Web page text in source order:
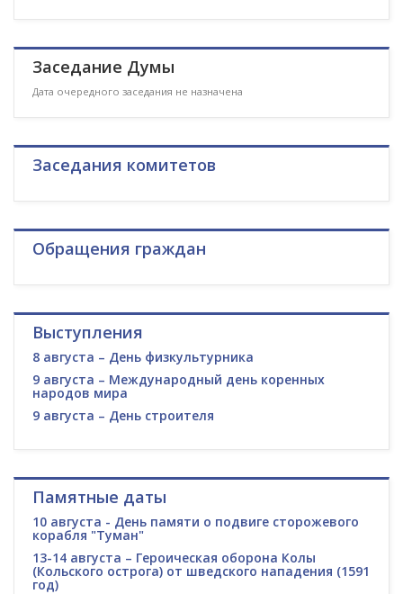
Заседание Думы
Дата очередного заседания не назначена
Заседания комитетов
Обращения граждан
Выступления
8 августа – День физкультурника
9 августа – Международный день коренных
народов мира
9 августа – День строителя
Памятные даты
10 августа - День памяти о подвиге сторожевого
корабля "Туман"
13-14 августа – Героическая оборона Колы
(Кольского острога) от шведского нападения (1591
год)